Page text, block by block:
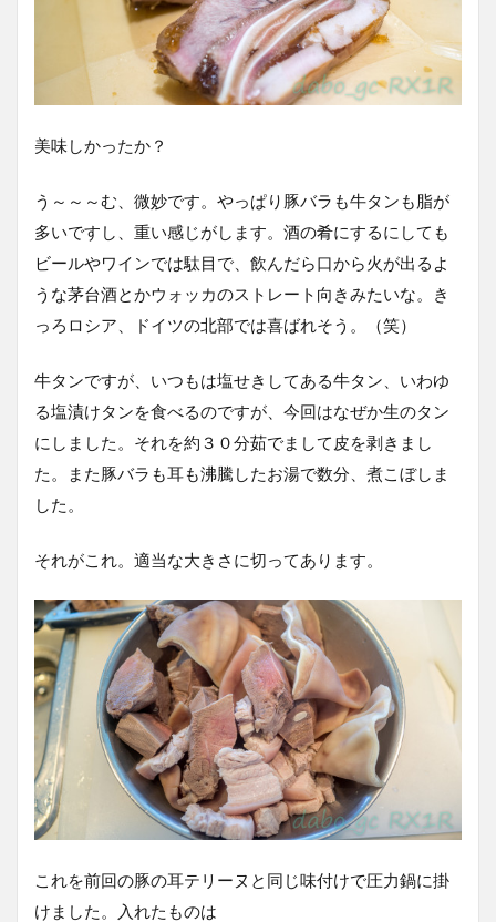
美味しかったか？
う～～～む、微妙です。やっぱり豚バラも牛タンも脂が
多いですし、重い感じがします。酒の肴にするにしても
ビールやワインでは駄目で、飲んだら口から火が出るよ
うな茅台酒とかウォッカのストレート向きみたいな。き
っろロシア、ドイツの北部では喜ばれそう。（笑）
牛タンですが、いつもは塩せきしてある牛タン、いわゆ
る塩漬けタンを食べるのですが、今回はなぜか生のタン
にしました。それを約３０分茹でまして皮を剥きまし
た。また豚バラも耳も沸騰したお湯で数分、煮こぼしま
した。
それがこれ。適当な大きさに切ってあります。
これを前回の豚の耳テリーヌと同じ味付けで圧力鍋に掛
けました。入れたものは